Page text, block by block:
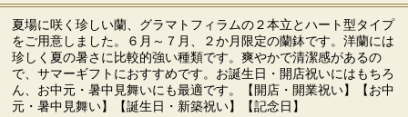
夏場に咲く珍しい蘭、グラマトフィラムの２本立とハート型タイプ
をご用意しました。６月～７月、２か月限定の蘭鉢です。洋蘭には
珍しく夏の暑さに比較的強い種類です。爽やかで清潔感があるの
で、サマーギフトにおすすめです。お誕生日・開店祝いにはもちろ
ん、お中元・暑中見舞いにも最適です。【開店・開業祝い】【お中
元・暑中見舞い】【誕生日・新築祝い】【記念日】